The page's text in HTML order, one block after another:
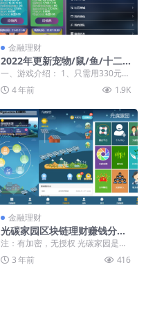
金融理财
2022年更新宠物/鼠/鱼/十二
生肖/华登qukuai狗/宠物养殖
系统区块源码
一、游戏介绍： 1、只需用330元注
册狗狗集市的一个游戏账户，就可
以加入我们的大...
4 年前 1.9K
金融理财
光碳家园区块链理财赚钱分红
投资复利网站源码下载
注：有加密，无授权 光碳家园是一
款推出的类似与区块链赚钱的手机
赚钱平台,在光碳家...
3 年前 416